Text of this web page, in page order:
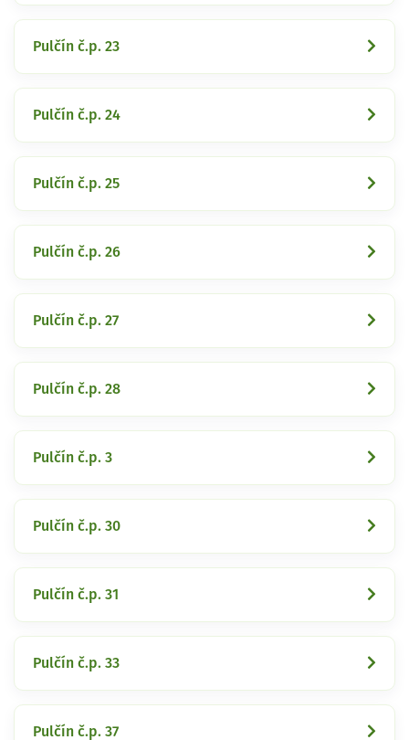
Pulčín č.p. 23
Pulčín č.p. 24
Pulčín č.p. 25
Pulčín č.p. 26
Pulčín č.p. 27
Pulčín č.p. 28
Pulčín č.p. 3
Pulčín č.p. 30
Pulčín č.p. 31
Pulčín č.p. 33
Pulčín č.p. 37